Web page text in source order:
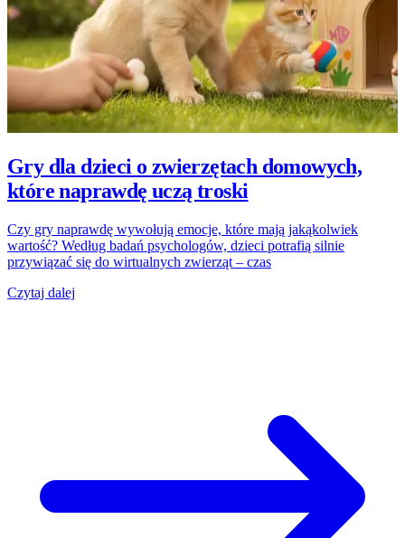
Gry dla dzieci o zwierzętach domowych,
które naprawdę uczą troski
Czy gry naprawdę wywołują emocje, które mają jakąkolwiek
wartość? Według badań psychologów, dzieci potrafią silnie
przywiązać się do wirtualnych zwierząt – czas
Czytaj dalej